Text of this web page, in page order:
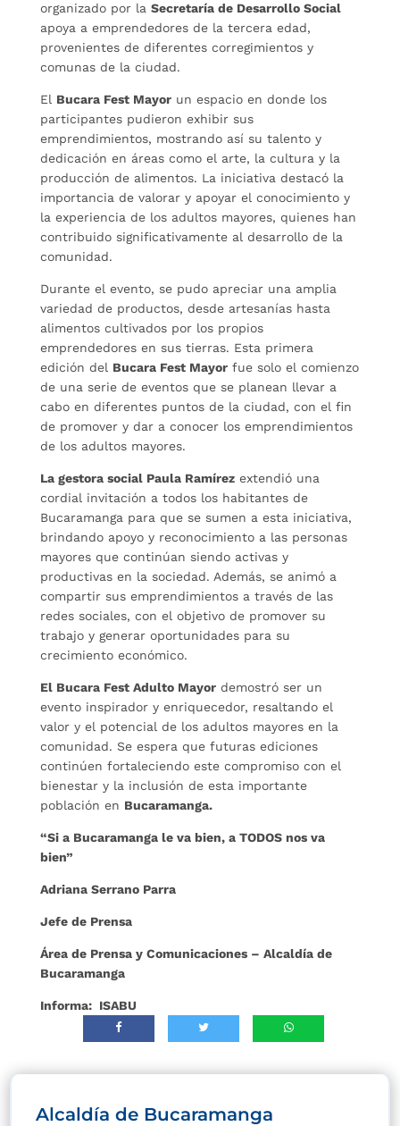
organizado por la Secretaría de Desarrollo Social
apoya a emprendedores de la tercera edad,
provenientes de diferentes corregimientos y
comunas de la ciudad.
El Bucara Fest Mayorun espacio en donde los
participantes pudieron exhibir sus
emprendimientos, mostrando así su talento y
dedicación en áreas como el arte, la cultura y la
producción de alimentos. La iniciativa destacó la
importancia de valorar y apoyar el conocimiento y
la experiencia de los adultos mayores, quienes han
contribuido significativamente al desarrollo de la
comunidad.
Durante el evento, se pudo apreciar una amplia
variedad de productos, desde artesanías hasta
alimentos cultivados por los propios
emprendedores en sus tierras. Esta primera
edición del Bucara Fest Mayorfue solo el comienzo
de una serie de eventos que se planean llevar a
cabo en diferentes puntos de la ciudad, con el fin
de promover y dar a conocer los emprendimientos
de los adultos mayores.
La gestora social Paula Ramírezextendió una
cordial invitación a todos los habitantes de
Bucaramanga para que se sumen a esta iniciativa,
brindando apoyo y reconocimiento a las personas
mayores que continúan siendo activas y
productivas en la sociedad. Además, se animó a
compartir sus emprendimientos a través de las
redes sociales, con el objetivo de promover su
trabajo y generar oportunidades para su
crecimiento económico.
El Bucara Fest Adulto Mayordemostró ser un
evento inspirador y enriquecedor, resaltando el
valor y el potencial de los adultos mayores en la
comunidad. Se espera que futuras ediciones
continúen fortaleciendo este compromiso con el
bienestar y la inclusión de esta importante
población en Bucaramanga.
“Si a Bucaramanga le va bien, a TODOS nos va
bien”
Adriana Serrano Parra
Jefe de Prensa
Área de Prensa y Comunicaciones – Alcaldía de
Bucaramanga
Informa: ISABU
Alcaldía de Bucaramanga